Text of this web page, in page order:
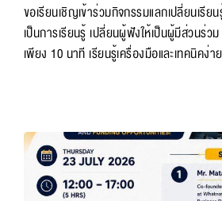
ขอเรียนเชิญเข้าร่วมกิจกรรมแลกเปลี่ยนเรีย
เป็นการเรียนรู้ เปลี่ยนผู้ฟังให้เป็นผู้มีส่วนร่
เพียง 10 นาที เรียนรู้เครื่องมือและเทคนิคง่